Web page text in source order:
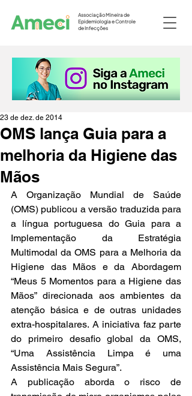
Associação Mineira de
Epidemiologia e Controle
de Infecções
OMS lança Guia para a
melhoria da Higiene das
Mãos
23 de dez. de 2014
A Organização Mundial de Saúde
(OMS) publicou a versão traduzida para
a língua portuguesa do Guia para a
Implementação da Estratégia
Multimodal da OMS para a Melhoria da
Higiene das Mãos e da Abordagem
“Meus 5 Momentos para a Higiene das
Mãos” direcionada aos ambientes da
atenção básica e de outras unidades
extra-hospitalares. A iniciativa faz parte
do primeiro desafio global da OMS,
“Uma Assistência Limpa é uma
Assistência Mais Segura”.
A publicação aborda o risco de